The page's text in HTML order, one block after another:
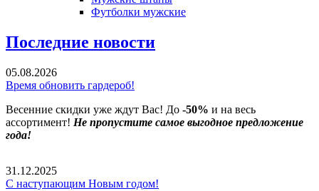
Футболки мужские
Последние новости
05.08.2026
Время обновить гардероб!
Весенние скидки уже ждут Вас! До -50% и на весь
ассортимент! Не пропустите самое выгодное предложение
года!
31.12.2025
С наступающим Новым годом!